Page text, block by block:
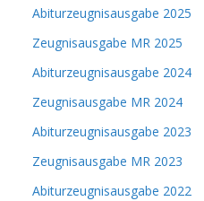
Abiturzeugnisausgabe 2025
Zeugnisausgabe MR 2025
Abiturzeugnisausgabe 2024
Zeugnisausgabe MR 2024
Abiturzeugnisausgabe 2023
Zeugnisausgabe MR 2023
Abiturzeugnisausgabe 2022